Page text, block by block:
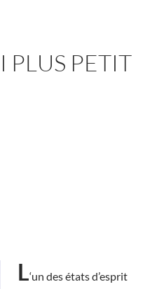
PLUS PETIT
L‘un des états d’esprit